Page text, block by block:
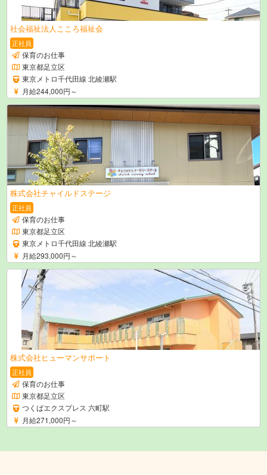
社会福祉法人こころ福祉会
正社員
保育のお仕事
東京都足立区
東京メトロ千代田線 北綾瀬駅
月給244,000円～
株式会社チャイルドステージ
正社員
保育のお仕事
東京都足立区
東京メトロ千代田線 北綾瀬駅
月給293,000円～
株式会社ヒューマンサポート
正社員
保育のお仕事
東京都足立区
つくばエクスプレス 六町駅
月給271,000円～